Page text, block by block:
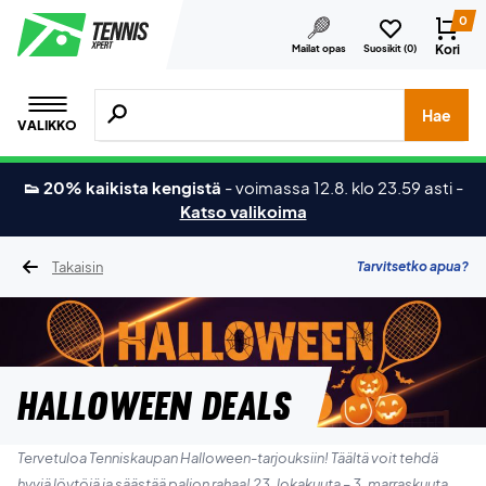
Mailat opas Suosikit (0)
0
Kori
VALIKKO
Hae tuotteita, merkkejä jne.
Hae
👟 20% kaikista kengistä -voimassa 12.8. klo 23.59 asti -
Katso valikoima
Takaisin Tarvitsetko apua?
HALLOWEEN DEALS
Tervetuloa Tenniskaupan Halloween-tarjouksiin! Täältä voit tehdä